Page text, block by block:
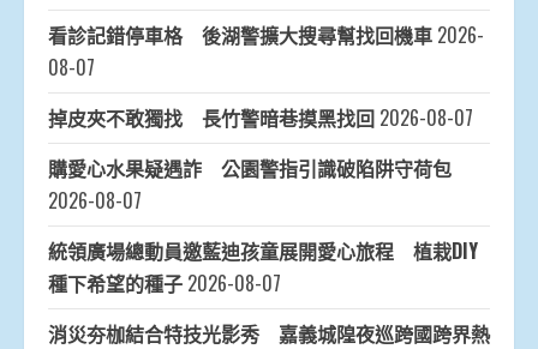
看診記錯停車格 後湖警擴大搜尋幫找回機車 2026-
08-07
掉皮夾不敢獨找 長竹警暗巷摸黑找回 2026-08-07
購愛心水果疑遇詐 公園警指引識破陷阱守荷包
2026-08-07
統領廣場總動員邀藍迪孩童展開愛心旅程 植栽DIY
種下希望的種子 2026-08-07
消災夯枷結合特技光影秀 嘉義城隍夜巡跨國跨界熱